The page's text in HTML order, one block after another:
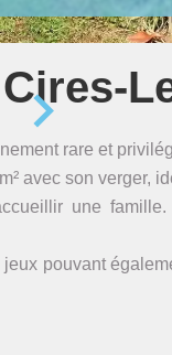
rare et
avec son verger,
une
pouvant